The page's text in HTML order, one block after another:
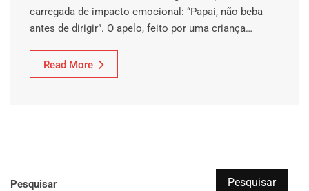
carregada de impacto emocional: “Papai, não beba
antes de dirigir”. O apelo, feito por uma criança…
Read More
Pesquisar Pesquisar